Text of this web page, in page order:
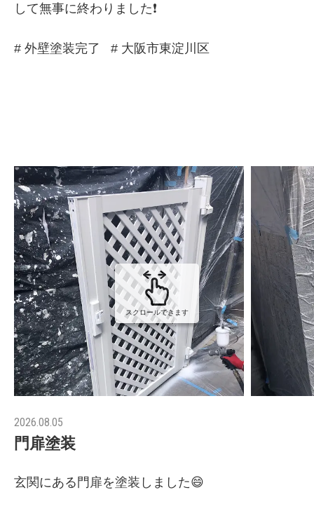
して無事に終わりました❗️
# 外壁塗装完了 # 大阪市東淀川区
スクロールできます
2026.08.05
門扉塗装
玄関にある門扉を塗装しました😄